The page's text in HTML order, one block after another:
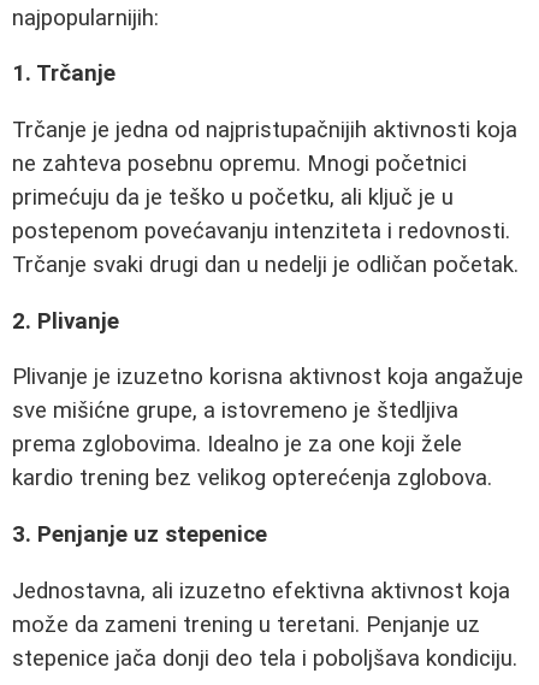
najpopularnijih:
1. Trčanje
Trčanje je jedna od najpristupačnijih aktivnosti koja
ne zahteva posebnu opremu. Mnogi početnici
primećuju da je teško u početku, ali ključ je u
postepenom povećavanju intenziteta i redovnosti.
Trčanje svaki drugi dan u nedelji je odličan početak.
2. Plivanje
Plivanje je izuzetno korisna aktivnost koja angažuje
sve mišićne grupe, a istovremeno je štedljiva
prema zglobovima. Idealno je za one koji žele
kardio trening bez velikog opterećenja zglobova.
3. Penjanje uz stepenice
Jednostavna, ali izuzetno efektivna aktivnost koja
može da zameni trening u teretani. Penjanje uz
stepenice jača donji deo tela i poboljšava kondiciju.